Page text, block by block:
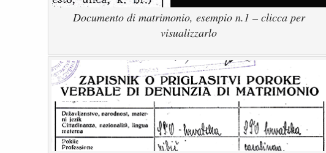
Documento di matrimonio, esempio n.1 – clicca per
visualizzarlo